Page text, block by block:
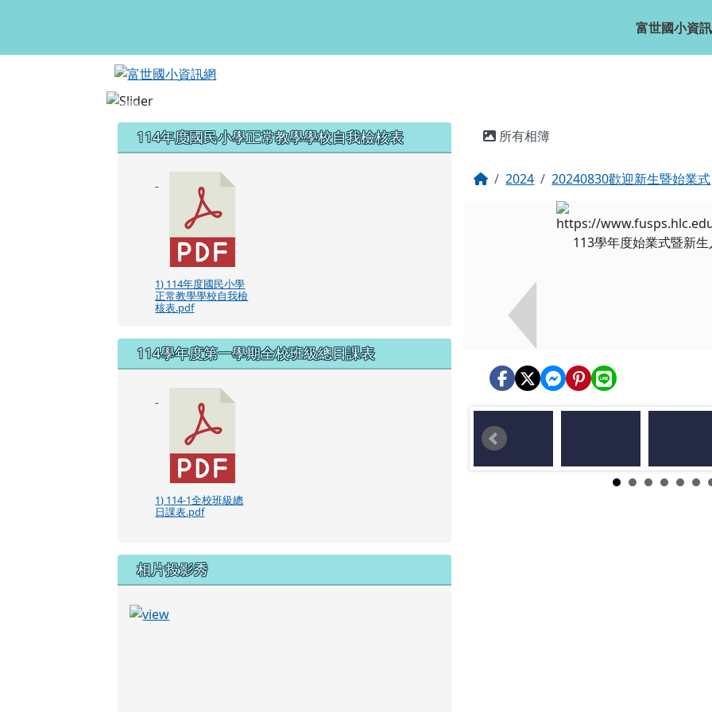
富世國小資
左邊區域內容
114年度國民小學正常教學學校自我檢核表
1) 114年度國民小學
正常教學學校自我檢
核表.pdf
114學年度第一學期全校班級總日課表
1) 114-1全校班級總
日課表.pdf
相片投影秀
主內容區域
所有相簿
回首頁
2024 20240830歡迎新生暨始業式